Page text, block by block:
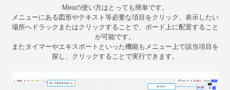
Miroの使い方はとっても簡単です。
メニューにある図形やテキスト等必要な項目をクリック、表示したい
場所へドラックまたはクリックすることで、 ボード上に配置すること
が可能です。
またタイマーやエキスポートといった機能もメニュー上で該当項目を
探し、クリックすることで実行できます。